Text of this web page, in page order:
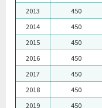
2013
450
2014
450
2015
450
2016
450
2017
450
2018
450
2019
450